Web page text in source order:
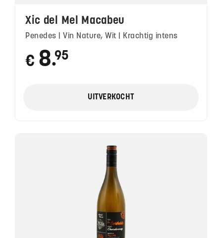
Xic del Mel Macabeu
Penedes | Vin Nature, Wit | Krachtig intens
€ 8●
95
UITVERKOCHT